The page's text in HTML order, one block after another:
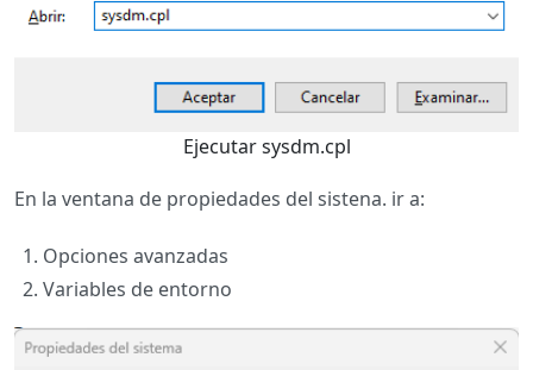
Ejecutar sysdm.cpl
En la ventana de propiedades del sistena. ir a:
Opciones avanzadas
Variables de entorno